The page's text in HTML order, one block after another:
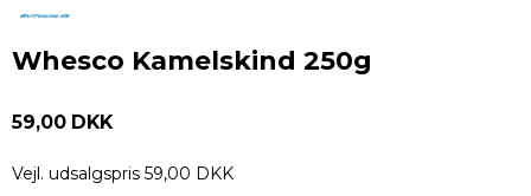
Whesco Kamelskind 250g
59,00 DKK
Vejl. udsalgspris 59,00 DKK